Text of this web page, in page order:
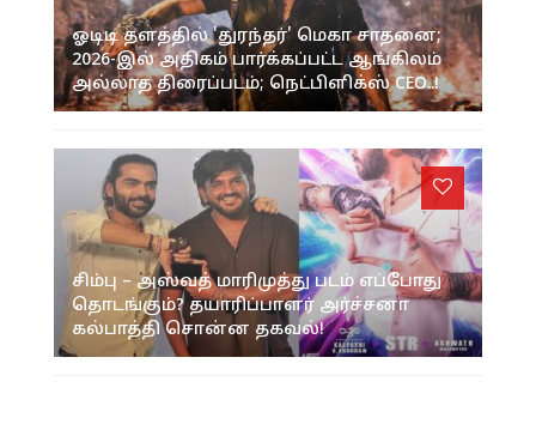
ஓடிடி தளத்தில் 'துரந்தர்' மெகா சாதனை;
2026-இல் அதிகம் பார்க்கப்பட்ட ஆங்கிலம்
அல்லாத திரைப்படம்; நெட்பிளிக்ஸ் CEO..!
சிம்பு – அஸ்வத் மாரிமுத்து படம் எப்போது
தொடங்கும்? தயாரிப்பாளர் அர்ச்சனா
கல்பாத்தி சொன்ன தகவல்!